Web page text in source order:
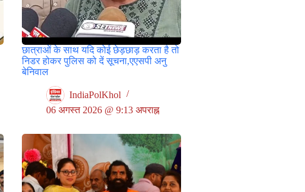
छात्राओं के साथ यदि कोई छेड़छाड़ करता है तो
निडर होकर पुलिस को दें सूचना,एएसपी अनु
बेनिवाल
IndiaPolKhol
06 अगस्त 2026 @ 9:13 अपराह्न